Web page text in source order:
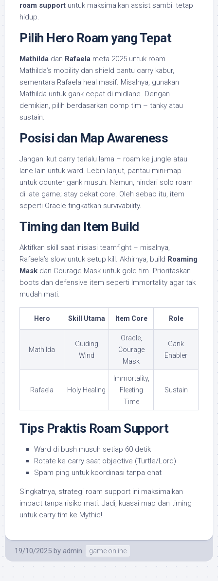
roam support untuk maksimalkan assist sambil tetap
hidup.
Pilih Hero Roam yang Tepat
Mathilda dan Rafaela meta 2025 untuk roam.
Mathilda’s mobility dan shield bantu carry kabur,
sementara Rafaela heal masif. Misalnya, gunakan
Mathilda untuk gank cepat di midlane. Dengan
demikian, pilih berdasarkan comp tim – tanky atau
sustain.
Posisi dan Map Awareness
Jangan ikut carry terlalu lama – roam ke jungle atau
lane lain untuk ward. Lebih lanjut, pantau mini-map
untuk counter gank musuh. Namun, hindari solo roam
di late game; stay dekat core. Oleh sebab itu, item
seperti Oracle tingkatkan survivability.
Timing dan Item Build
Aktifkan skill saat inisiasi teamfight – misalnya,
Rafaela’s slow untuk setup kill. Akhirnya, build Roaming
Mask dan Courage Mask untuk gold tim. Prioritaskan
boots dan defensive item seperti Immortality agar tak
mudah mati.
Hero Skill Utama Item Core Role
Mathilda
Guiding
Wind
Oracle,
Courage
Mask
Gank
Enabler
Rafaela Holy Healing
Immortality,
Fleeting
Time
Sustain
Tips Praktis Roam Support
Ward di bush musuh setiap 60 detik
Rotate ke carry saat objective (Turtle/Lord)
Spam ping untuk koordinasi tanpa chat
Singkatnya, strategi roam support ini maksimalkan
impact tanpa risiko mati. Jadi, kuasai map dan timing
untuk carry tim ke Mythic!
19/10/2025 by admin game online